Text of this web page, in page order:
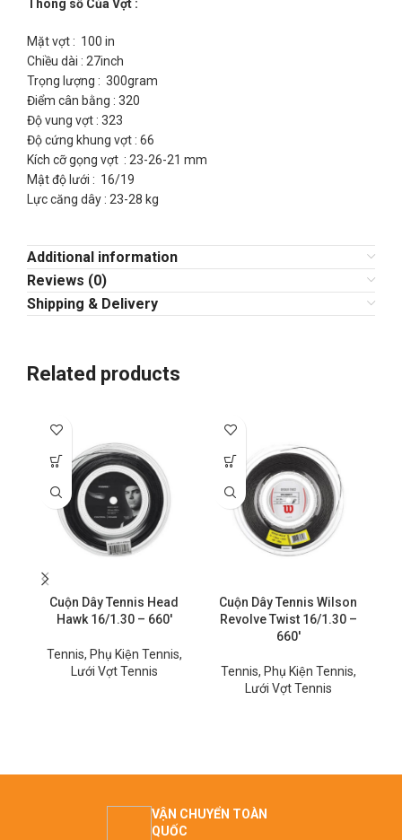
Thông số Của Vợt :
Mặt vợt : 100 in
Chiều dài : 27inch
Trọng lượng : 300gram
Điểm cân bằng : 320
Độ vung vợt : 323
Độ cứng khung vợt : 66
Kích cỡ gọng vợt : 23-26-21 mm
Mật độ lưới : 16/19
Lực căng dây : 23-28 kg
Additional information
Reviews (0)
Shipping & Delivery
Related products
Cuộn Dây Tennis Head
Hawk 16/1.30 – 660′
Tennis, Phụ Kiện Tennis,
Lưới Vợt Tennis
Cuộn Dây Tennis Wilson
Revolve Twist 16/1.30 –
660′
Tennis, Phụ Kiện Tennis,
Lưới Vợt Tennis
VẬN CHUYỂN TOÀN
QUỐC